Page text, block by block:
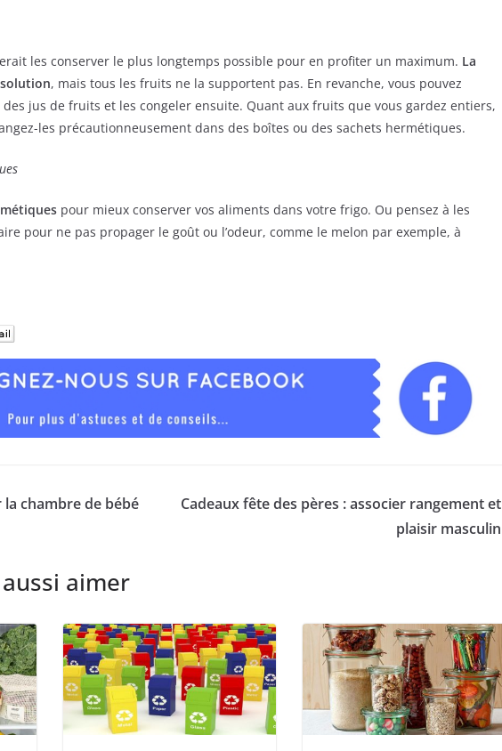
les conserver le plus longtemps possible pour en profiter un maximum. La
, mais tous les fruits ne la supportent pas. En revanche, vous pouvez
jus de fruits et les congeler ensuite. Quant aux fruits que vous gardez entiers,
les précautionneusement dans des boîtes ou des sachets hermétiques.
pour mieux conserver vos aliments dans votre frigo. Ou pensez à les
pour ne pas propager le goût ou l’odeur, comme le melon par exemple, à
chambre de bébé
Cadeaux fête des pères : associer rangement et
plaisir masculin
aimer